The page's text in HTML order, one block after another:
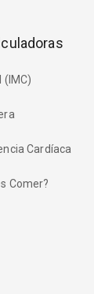
(IMC)
Cardíaca
Comer?